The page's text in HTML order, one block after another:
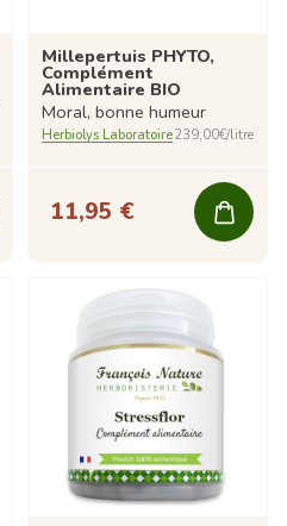
Millepertuis PHYTO,
Complément
Alimentaire BIO
Moral, bonne humeur
Herbiolys Laboratoire239,00€/litre
11,95 €